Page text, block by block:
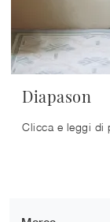
Diapason